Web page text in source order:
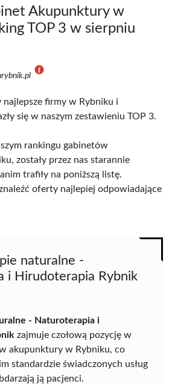
Akupunktury w
TOP 3 w sierpniu
najlepsze firmy w Rybniku i
się w naszym zestawieniu TOP 3.
rankingu gabinetów
zostały przez nas starannie
trafiły na poniższą listę.
oferty najlepiej odpowiadające
naturalne -
i Hirudoterapia Rybnik
- Naturoterapia i
zajmuje czołową pozycję w
akupunktury w Rybniku, co
standardzie świadczonych usług
ją pacjenci.